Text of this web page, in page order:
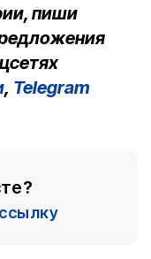
пиши
, Telegram
ссылку